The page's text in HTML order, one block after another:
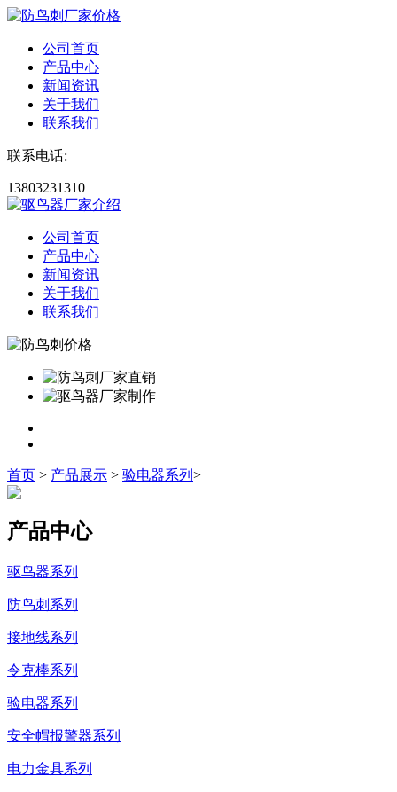
公司首页
产品中心
新闻资讯
关于我们
联系我们
联系电话:
13803231310
公司首页
产品中心
新闻资讯
关于我们
联系我们
首页 > 产品展示 > 验电器系列 >
产品中心
驱鸟器系列
防鸟刺系列
接地线系列
令克棒系列
验电器系列
安全帽报警器系列
电力金具系列